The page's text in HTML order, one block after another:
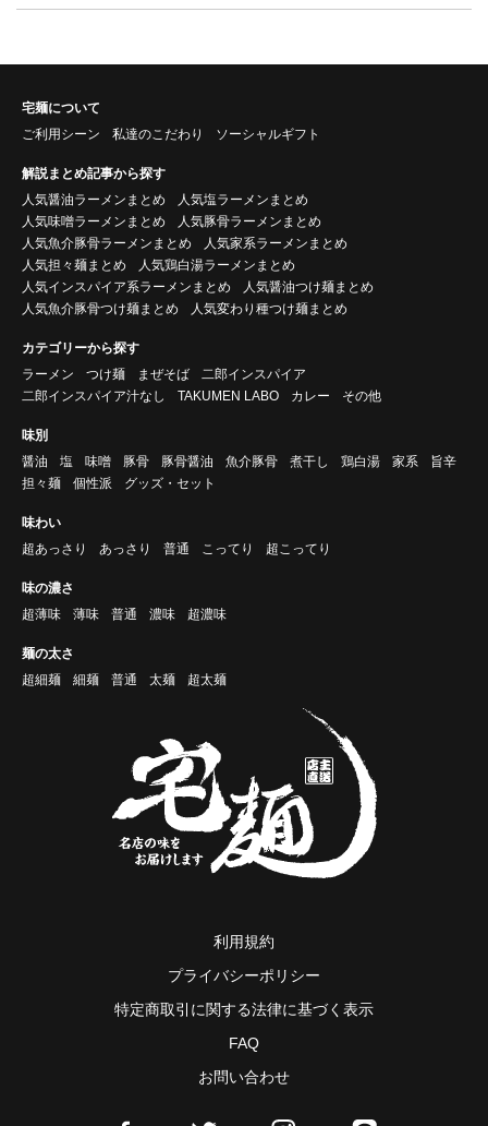
宅麺について
ご利用シーン
私達のこだわり ソーシャルギフト
解説まとめ記事から探す
人気醤油ラーメンまとめ
人気塩ラーメンまとめ
人気味噌ラーメンまとめ
人気豚骨ラーメンまとめ
人気魚介豚骨ラーメンまとめ
人気家系ラーメンまとめ
人気担々麺まとめ
人気鶏白湯ラーメンまとめ
人気インスパイア系ラーメンまとめ
人気醤油つけ麺まとめ
人気魚介豚骨つけ麺まとめ
人気変わり種つけ麺まとめ
カテゴリーから探す
ラーメン
つけ麺 まぜそば
二郎インスパイア
二郎インスパイア汁なし
TAKUMEN LABO カレー その他
味別
醤油
塩 味噌 豚骨 豚骨醤油 魚介豚骨 煮干し 鶏白湯 家系
旨辛
担々麺
個性派 グッズ・セット
味わい
超あっさり
あっさり 普通 こってり 超こってり
味の濃さ
超薄味
薄味 普通 濃味 超濃味
麺の太さ
超細麺
細麺 普通 太麺 超太麺
利用規約
プライバシーポリシー
特定商取引に関する法律に基づく表示
FAQ
お問い合わせ